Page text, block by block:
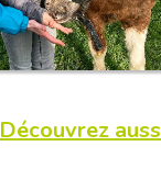
Découvrez